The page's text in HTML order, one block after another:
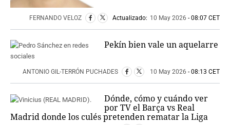
FERNANDO VELOZ Actualizado: 10 May 2026 - 08:07 CET
Pekín bien vale un aquelarre
ANTONIO GIL-TERRÓN PUCHADES 10 May 2026 - 08:13 CET
Dónde, cómo y cuándo ver
por TV el Barça vs Real
Madrid donde los culés pretenden rematar la Liga